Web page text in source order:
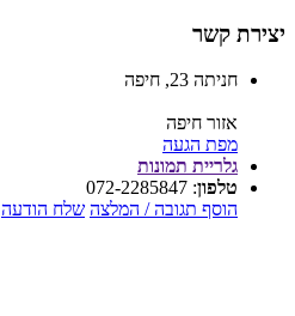
יצירת קשר
חניתה 23, חיפה
אזור חיפה
מפת הגעה
גלריית תמונות
טלפון:
072-2285847
הוסף תגובה / המלצה שלח הודעה